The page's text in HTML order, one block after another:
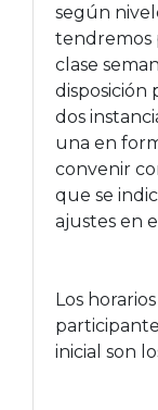
según
tendremos
clase
disposición
dos
una en
convenir
que se
ajustes en
Los
inicial son